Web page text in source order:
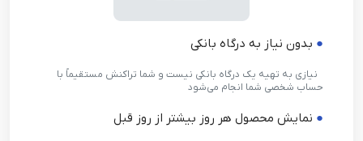
● بدون نیاز به درگاه بانکی
نیازی به تهیه یک درگاه بانکی نیست و شما تراکنش مستقیماً با
حساب شخصی شما انجام می‌شود
● نمایش محصول هر روز بیشتر از روز قبل